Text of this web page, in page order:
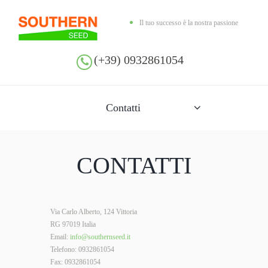
Il tuo successo è la nostra passione
(+39) 0932861054
Contatti
CONTATTI
Via Carlo Alberto, 124 Vittoria
RG 97019 Italia
Email: info@southernseed.it
Telefono: 0932861054
Fax: 0932861054